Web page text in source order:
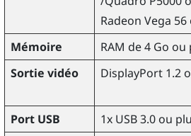
Radeon Vega
Mémoire
RAM de 4 Go ou
Sortie vidéo
DisplayPort 1.2
Port USB
1x USB 3.0 ou